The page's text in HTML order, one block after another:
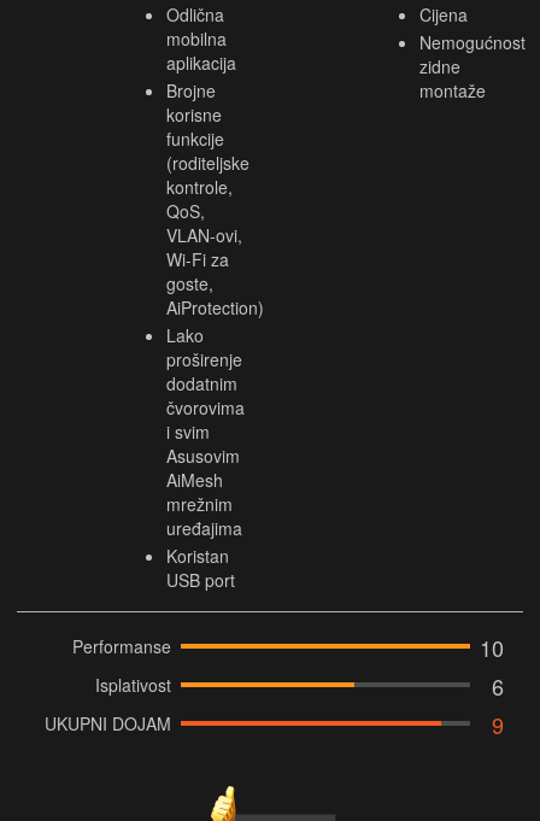
Odlična
mobilna
aplikacija
Brojne
korisne
funkcije
(roditeljske
kontrole,
QoS,
VLAN-ovi,
Wi-Fi za
goste,
AiProtection)
Lako
proširenje
dodatnim
čvorovima
i svim
Asusovim
AiMesh
mrežnim
uređajima
Koristan
USB port
Cijena
Nemogućnost
zidne
montaže
Performanse 10
Isplativost 6
UKUPNI DOJAM 9